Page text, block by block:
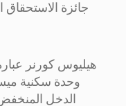
جائزة الاستحقاق الذهبية
وحدة سكنية
الدخل